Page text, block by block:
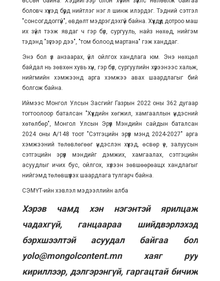
боловч хүүхэд бүрд нийтлэг нэг л шинж илэрдэг. Тэдний сэтгэл
"сонсогддоггүй", өвдөлт мэдрэгдэхгүй байна. Хүүхдүүд дотроо маш
их зүйл тээж явдаг ч гэр бүл, сургууль, найз нөхөд, нийгэм
тэдэнд "зүгээр дээ", "том болоод мартана" гэж ханддаг.
Энэ бол үл анзаарах, үйл ойлгох хандлага юм. Энэ нөхцөл
байдал нь зөвхөн хувь хүн, гэр бүл, сургуулийн хүрээнээс хальж,
нийгмийн хэмжээнд арга хэмжээ авах шаардлагыг бий
болгож байна.
Иймээс Монгол Улсын Засгийг Газрын 2022 оны 362 дугаар
тогтоолоор баталсан "Хүүхдийн хөгжил, хамгааллын үндэсний
хөтөлбөр", Монгол Улсын Эрүүл Мэндийн сайдын баталсан
2024 оны А/148 тоот "Сэтгэцийн эрүүл мэнд 2024-2027" арга
хэмжээний төлөвлөгөөг үндэслэн хүүхэд, өсвөр үе, залуусын
сэтгэцийн эрүүл мэндийг дэмжих, хамгаалах, сэтгэцийн
асуудлыг ичих бус, ойлгох, хүлээн зөвшөөрөащх хандлагыг
нийгэмд төлөвшүүлэх шаардлага тулгарч байна.
СЭМҮТ-ийн хэвлэл мэдээллийн алба
Хэрэв чамд хэн нэгэнтэй ярилцаж
чадахгүй, ганцаараа шийдвэрлэхэд
бэрхшээлтэй асуудал байгаа бол
yolo@mongolcontent.mn хаяг руу
кириллээр, дэлгэрэнгүй, гаргацтай бичиж